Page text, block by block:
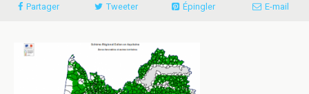
Partager Tweeter Épingler E-mail